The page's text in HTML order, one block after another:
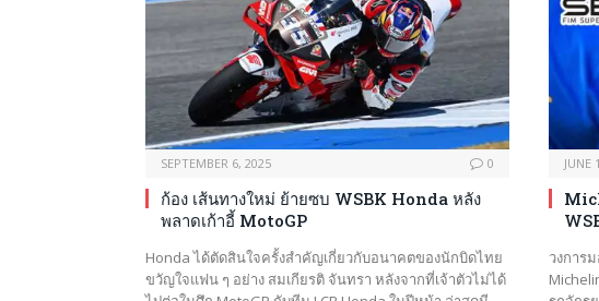
SEPTEMBER 6, 2025 0
ก้อง เส้นทางใหม่ ย้ายซบ WSBK Honda หลัง
พลาดเก้าอี้ MotoGP
Honda ได้ตัดสินใจครั้งสำคัญเกี่ยวกับอนาคตของนักบิดไทย
ขวัญใจแฟน ๆ อย่าง สมเกียรติ จันทรา หลังจากที่เจ้าตัวไม่ได้
JUNE
วงการ